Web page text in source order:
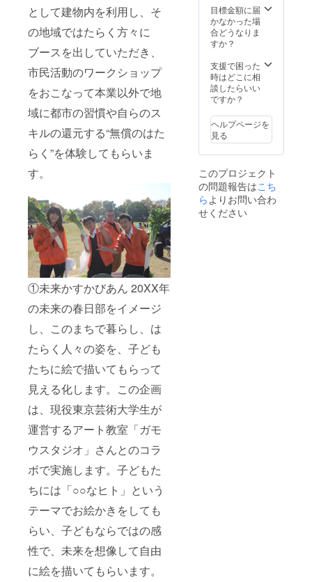
として建物内を利用し、そ
の地域ではたらく方々に
ブースを出していただき、
市民活動のワークショップ
をおこなって本業以外で地
域に都市の習慣や自らのス
キルの還元する“無償のはた
らく”を体験してもらいま
す。
①未来かすかびあん 20XX年
の未来の春日部をイメージ
し、このまちで暮らし、は
たらく人々の姿を、子ども
たちに絵で描いてもらって
見える化します。この企画
は、現役東京芸術大学生が
運営するアート教室「ガモ
ウスタジオ」さんとのコラ
ボで実施します。子どもた
ちには「○○なヒト」という
テーマでお絵かきをしても
らい、子どもならではの感
性で、未来を想像して自由
に絵を描いてもらいます。
目標金額に届
かなかった場
合どうなりま
すか？
支援で困った
時はどこに相
談したらいい
ですか？
ヘルプページを
見る
このプロジェクト
の問題報告はこち
らよりお問い合わ
せください